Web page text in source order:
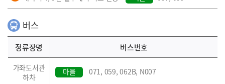
버스
정류장명 버스번호
가좌도서관
하차
마을 071, 059, 062B, N007